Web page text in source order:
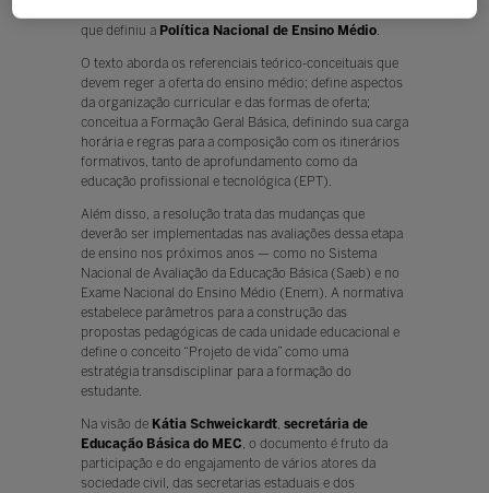
que definiu a Política Nacional de Ensino Médio.
O texto aborda os referenciais teórico-conceituais que
devem reger a oferta do ensino médio; define aspectos
da organização curricular e das formas de oferta;
conceitua a Formação Geral Básica, definindo sua carga
horária e regras para a composição com os itinerários
formativos, tanto de aprofundamento como da
educação profissional e tecnológica (EPT).
Além disso, a resolução trata das mudanças que
deverão ser implementadas nas avaliações dessa etapa
de ensino nos próximos anos — como no Sistema
Nacional de Avaliação da Educação Básica (Saeb) e no
Exame Nacional do Ensino Médio (Enem). A normativa
estabelece parâmetros para a construção das
propostas pedagógicas de cada unidade educacional e
define o conceito “Projeto de vida” como uma
estratégia transdisciplinar para a formação do
estudante.
Na visão de Kátia Schweickardt, secretária de
Educação Básica do MEC , o documento é fruto da
participação e do engajamento de vários atores da
sociedade civil, das secretarias estaduais e dos